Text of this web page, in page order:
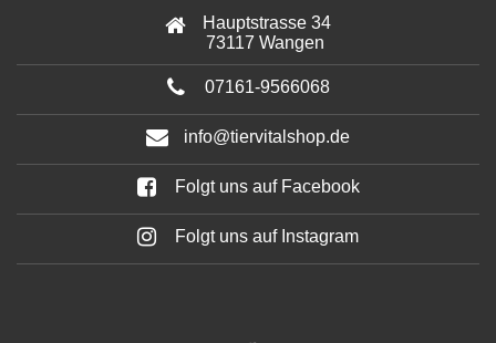
Hauptstrasse 34
73117 Wangen
07161-9566068
info@tiervitalshop.de
Folgt uns auf Facebook
Folgt uns auf Instagram